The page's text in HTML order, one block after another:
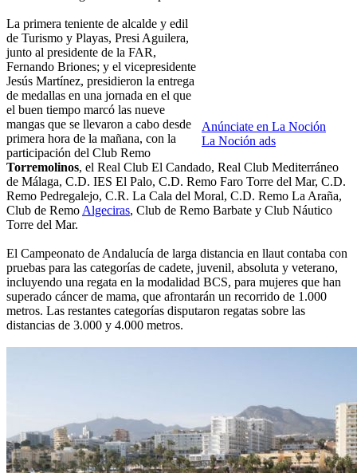
Anúnciate en La Noción
La Noción ads
La primera teniente de alcalde y edil
de Turismo y Playas, Presi Aguilera,
junto al presidente de la FAR,
Fernando Briones; y el vicepresidente
Jesús Martínez, presidieron la entrega
de medallas en una jornada en el que
el buen tiempo marcó las nueve
mangas que se llevaron a cabo desde
primera hora de la mañana, con la
participación del Club Remo
Torremolinos, el Real Club El Candado, Real Club Mediterráneo
de Málaga, C.D. IES El Palo, C.D. Remo Faro Torre del Mar, C.D.
Remo Pedregalejo, C.R. La Cala del Moral, C.D. Remo La Araña,
Club de Remo Algeciras, Club de Remo Barbate y Club Náutico
Torre del Mar.
El Campeonato de Andalucía de larga distancia en llaut contaba con
pruebas para las categorías de cadete, juvenil, absoluta y veterano,
incluyendo una regata en la modalidad BCS, para mujeres que han
superado cáncer de mama, que afrontarán un recorrido de 1.000
metros. Las restantes categorías disputaron regatas sobre las
distancias de 3.000 y 4.000 metros.